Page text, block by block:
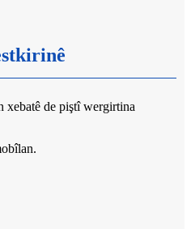
xebatê de piştî wergirtina